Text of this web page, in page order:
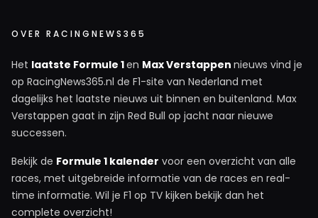
OVER RACINGNEWS365
Het laatste Formule 1en Max Verstappen nieuws vind je
op RacingNews365.nl de F1-site van Nederland met
dagelijks het laatste nieuws uit binnen en buitenland. Max
Verstappen gaat in zijn Red Bull op jacht naar nieuwe
successen.
Bekijk de Formule 1 kalender voor een overzicht van alle
races, met uitgebreide informatie van de races en real-
time informatie. Wil je F1 op TV kijken bekijk dan het
complete overzicht!